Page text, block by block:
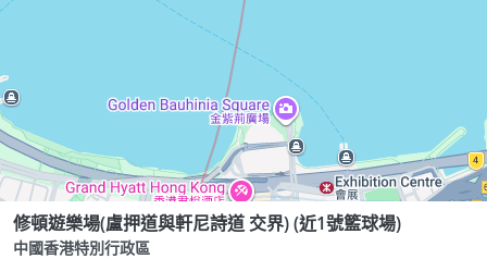
中國香港特別行政區
修頓遊樂場(盧押道與軒尼詩道 交界) (近1號籃球場)